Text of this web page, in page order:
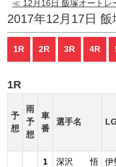
≪ 12月16日 飯塚オートレ
2017年12月17日 飯
1R 2R 3R 4R
1R
予
想
雨
予
想
車
番
選手名 LG
1 深沢 悟 伊